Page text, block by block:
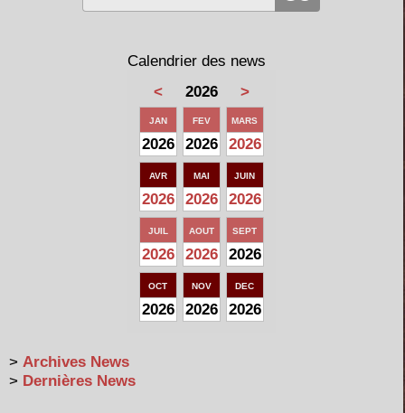
Calendrier des news
<
2026 >
JAN
2026
FEV
2026
MARS
2026
AVR
2026
MAI
2026
JUIN
2026
JUIL
2026
AOUT
2026
SEPT
2026
OCT
2026
NOV
2026
DEC
2026
> Archives News
> Dernières News